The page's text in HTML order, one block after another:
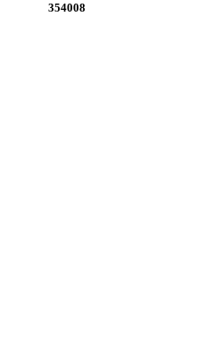
354008